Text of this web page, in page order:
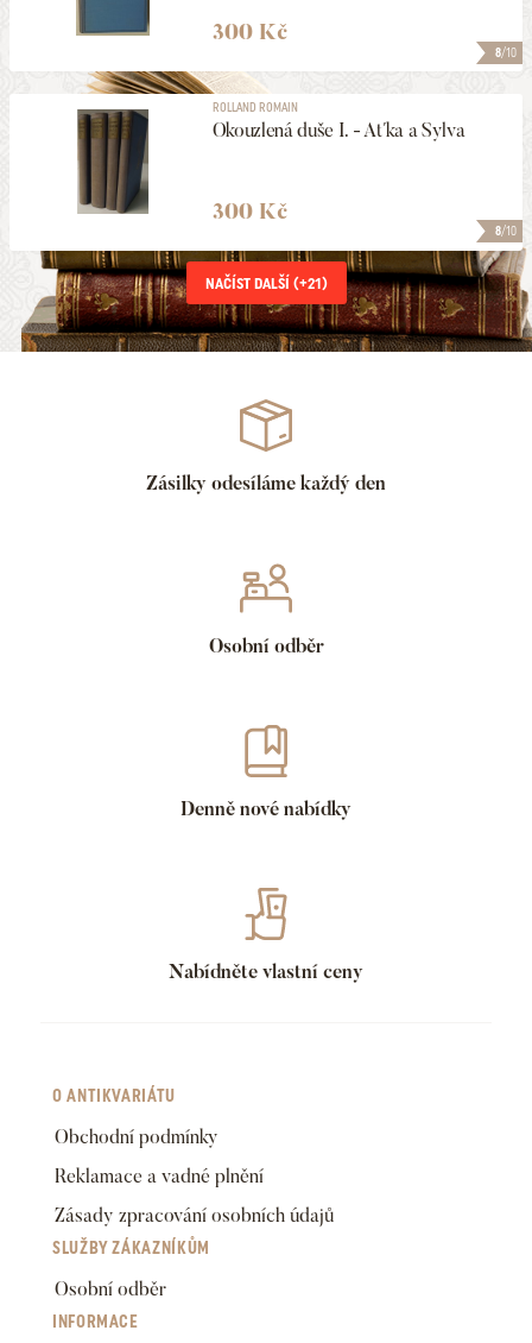
8/10
300 Kč
8/10
ROLLAND ROMAIN
Okouzlená duše I. - Aťka a Sylva
300 Kč
NAČÍST DALŠÍ (+21)
Zásilky odesíláme každý den
Osobní odběr
Denně nové nabídky
Nabídněte vlastní ceny
O ANTIKVARIÁTU
Obchodní podmínky
Reklamace a vadné plnění
Zásady zpracování osobních údajů
SLUŽBY ZÁKAZNÍKŮM
Osobní odběr
INFORMACE